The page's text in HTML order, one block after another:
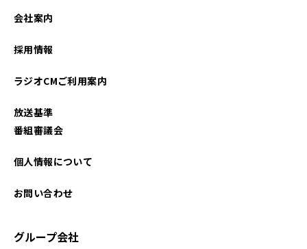
会社案内
採用情報
ラジオCMご利用案内
放送基準
番組審議会
個人情報について
お問い合わせ
グループ会社